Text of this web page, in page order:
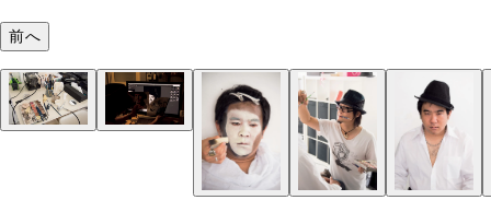
本誌編集ヤノアツ（左）が自由廊のテクニックで
のジョニー・デップに！？
前へ